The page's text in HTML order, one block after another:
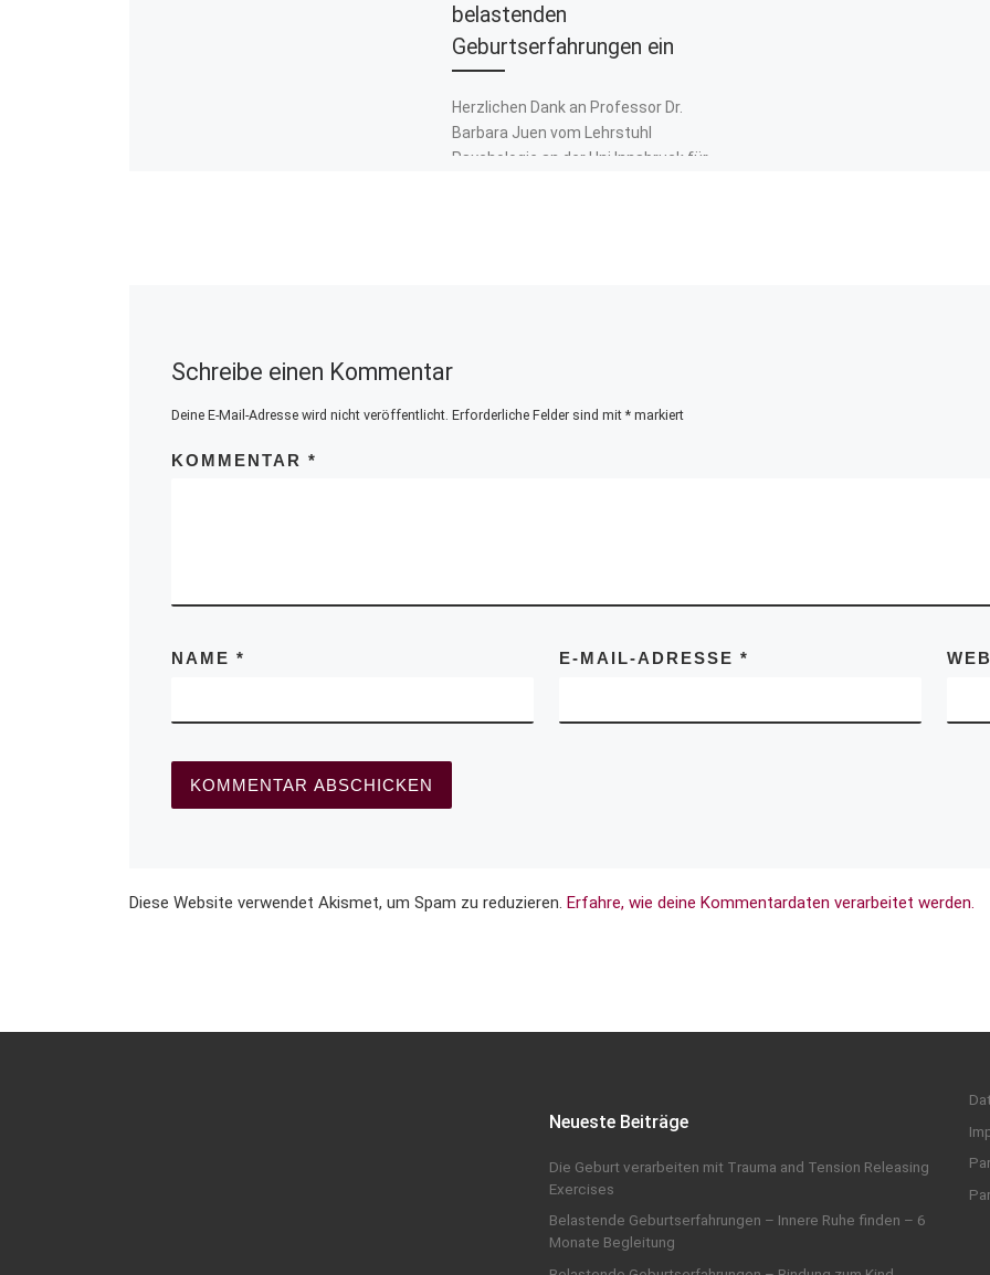
belastenden
Geburtserfahrungen ein
Herzlichen Dank an Professor Dr.
Barbara Juen vom Lehrstuhl
Psychologie an der Uni Innsbruck für
Schreibe einen Kommentar
Deine E-Mail-Adresse wird nicht veröffentlicht. Erforderliche Felder sind mit *markiert
KOMMENTAR *
NAME * E-MAIL-ADRESSE *
Diese Website verwendet Akismet, um Spam zu reduzieren. Erfahre, wie deine Kommentardaten verarbeitet werden.
Neueste Beiträge
Die Geburt verarbeiten mit Trauma and Tension Releasing
Exercises
Belastende Geburtserfahrungen – Innere Ruhe finden – 6
Monate Begleitung